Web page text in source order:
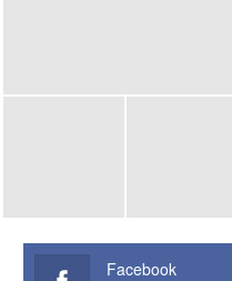
Facebook